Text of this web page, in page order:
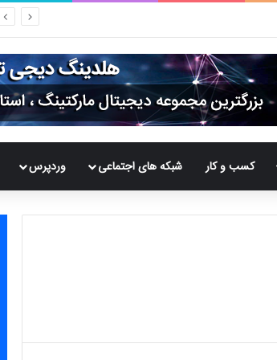
کسب و کار شبکه های اجتماعی وردپرس